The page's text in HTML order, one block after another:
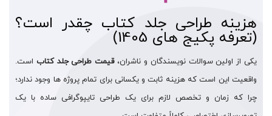
هزینه طراحی جلد کتاب چقدر است؟
(تعرفه پکیج های 1405)
یکی از اولین سوالات نویسندگان و ناشران،قیمت طراحی جلد کتاب است.
واقعیت این است که هزینه ثابت و یکسانی برای تمام پروژه ها وجود ندارد؛
چرا که زمان و تخصص لازم برای یک طراحی تایپوگرافی ساده با یک